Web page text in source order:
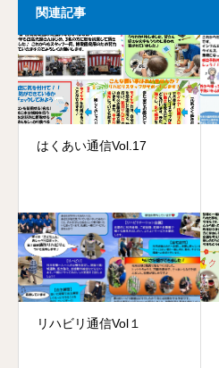
関連記事
はくあい通信Vol.17
リハビリ通信Vol１